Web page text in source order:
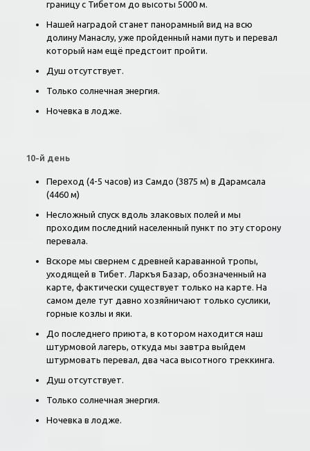
границу с Тибетом до высоты 5000 м.
Нашей наградой станет панорамный вид на всю
долину Манаслу, уже пройденный нами путь и перевал
который нам ещё предстоит пройти.
Душ отсутствует.
Только солнечная энергия.
Ночевка в лодже.
10-й день
Переход (4-5 часов) из Самдо (3875 м) в Дарамсала
(4460 м)
Несложный спуск вдоль злаковых полей и мы
проходим последний населенный пункт по эту сторону
перевала.
Вскоре мы свернем с древней караванной тропы,
уходящей в Тибет. Ларкъя Базар, обозначенный на
карте, фактически существует только на карте. На
самом деле тут давно хозяйничают только суслики,
горные козлы и яки.
До последнего приюта, в котором находится наш
штурмовой лагерь, откуда мы завтра выйдем
штурмовать перевал, два часа высотного треккинга.
Душ отсутствует.
Только солнечная энергия.
Ночевка в лодже.